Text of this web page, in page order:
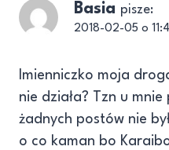
Basia pisze:
2018-02-05 o
Imienniczko moja
nie działa? Tzn u
żadnych postów nie
o co kaman bo